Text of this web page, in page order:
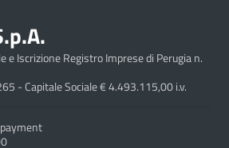
e Iscrizione Registro Imprese di Perugia n.
- Capitale Sociale € 4.493.115,00 i.v.